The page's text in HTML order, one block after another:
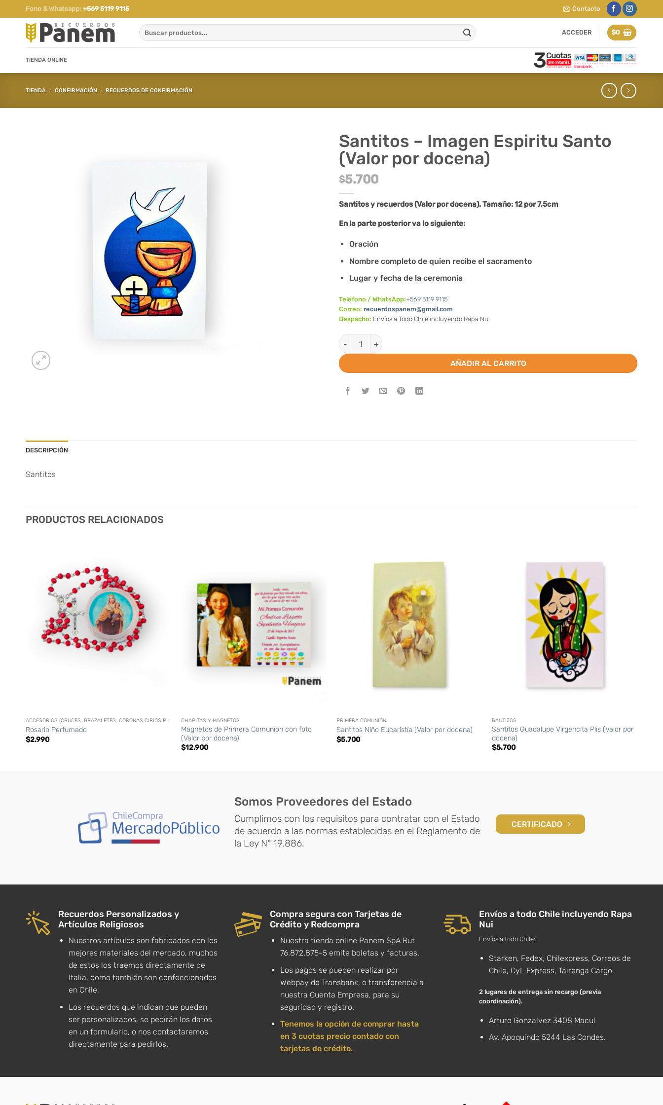
al
contenido
Fono & Whatsapp: +569 5119 9115 Contacto
Buscar
por:
ACCEDER $0
TIENDA ONLINE
TIENDA / CONFIRMACIÓN / RECUERDOS DE CONFIRMACIÓN
Santitos – Imagen Espiritu Santo
(Valor por docena)
$5.700
Santitos y recuerdos (Valor por docena). Tamaño: 12 por 7,5cm
En la parte posterior va lo siguiente:
Oración
Nombre completo de quien recibe el sacramento
Lugar y fecha de la ceremonia
Teléfono / WhatsApp:+569 5119 9115
Correo: recuerdospanem@gmail.com
Despacho: Envíos a Todo Chile incluyendo Rapa Nui
Santitos - Imagen Espiritu Santo (Valor por docena) cantidad
AÑADIR AL CARRITO
DESCRIPCIÓN
Santitos
PRODUCTOS RELACIONADOS
ACCESORIOS (CRUCES, BRAZALETES, CORONAS,CIRIOS PERSONALIZADOS, ETC)
Rosario Perfumado
$2.990
CHAPITAS Y MAGNETOS
Magnetos de Primera Comunion con foto
(Valor por docena)
$12.900
PRIMERA COMUNIÓN
Santitos Niño Eucaristía (Valor por docena)
$5.700
BAUTIZOS
Santitos Guadalupe Virgencita Plis (Valor por
docena)
$5.700
Somos Proveedores del Estado
Cumplimos con los requisitos para contratar con el Estado
de acuerdo a las normas establecidas en el Reglamento de
la Ley N° 19.886.
CERTIFICADO
Recuerdos Personalizados y
Artículos Religiosos
Nuestros artículos son fabricados con los
mejores materiales del mercado, muchos
de estos los traemos directamente de
Italia, como también son confeccionados
en Chile.
Los recuerdos que indican que pueden
ser personalizados, se pedirán los datos
en un formulario, o nos contactaremos
directamente para pedirlos.
Compra segura con Tarjetas de
Crédito y Redcompra
Nuestra tienda online Panem SpA Rut
76.872.875-5 emite boletas y facturas.
Los pagos se pueden realizar por
Webpay de Transbank, o transferencia a
nuestra Cuenta Empresa, para su
seguridad y registro.
Tenemos la opción de comprar hasta
en 3 cuotas precio contado con
tarjetas de crédito.
Envíos a todo Chile incluyendo Rapa
Nui
Envíos a todo Chile:
Starken, Fedex, Chilexpress, Correos de
Chile, CyL Express, Tairenga Cargo.
2 lugares de entrega sin recargo (previa
coordinación).
Arturo Gonzalvez 3408 Macul
Av. Apoquindo 5244 Las Condes.